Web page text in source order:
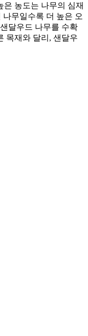
은 농도는 나무의 심재
무일수록 더 높은 오
달우드 나무를 수확
목재와 달리, 샌달우